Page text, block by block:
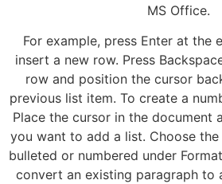
MS Office.
For example, press Enter at the
insert a new row. Press
row and position the cursor
previous list item. To create a
Place the cursor in the document
you want to add a list. Choose
bulleted or numbered under
convert an existing paragraph to